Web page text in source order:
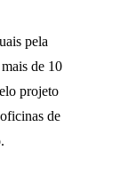
pela
de 10
projeto
de